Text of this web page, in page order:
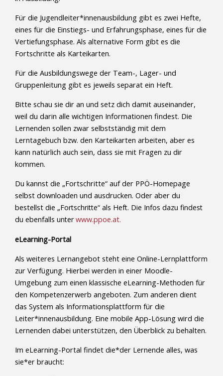
Für die Jugendleiter*innenausbildung gibt es zwei Hefte,
eines für die Einstiegs- und Erfahrungsphase, eines für die
Vertiefungsphase. Als alternative Form gibt es die
Fortschritte als Karteikarten.
Für die Ausbildungswege der Team-, Lager- und
Gruppenleitung gibt es jeweils separat ein Heft.
Bitte schau sie dir an und setz dich damit auseinander,
weil du darin alle wichtigen Informationen findest. Die
Lernenden sollen zwar selbstständig mit dem
Lerntagebuch bzw. den Karteikarten arbeiten, aber es
kann natürlich auch sein, dass sie mit Fragen zu dir
kommen.
Du kannst die „Fortschritte“ auf der PPÖ-Homepage
selbst downloaden und ausdrucken. Oder aber du
bestellst die „Fortschritte“ als Heft. Die Infos dazu findest
du ebenfalls unterwww.ppoe.at.
eLearning-Portal
Als weiteres Lernangebot steht eine Online-Lernplattform
zur Verfügung. Hierbei werden in einer Moodle-
Umgebung zum einen klassische eLearning-Methoden für
den Kompetenzerwerb angeboten. Zum anderen dient
das System als Informationsplattform für die
Leiter*innenausbildung. Eine mobile App-Lösung wird die
Lernenden dabei unterstützen, den Überblick zu behalten.
Im eLearning-Portal findet die*der Lernende alles, was
sie*er braucht: